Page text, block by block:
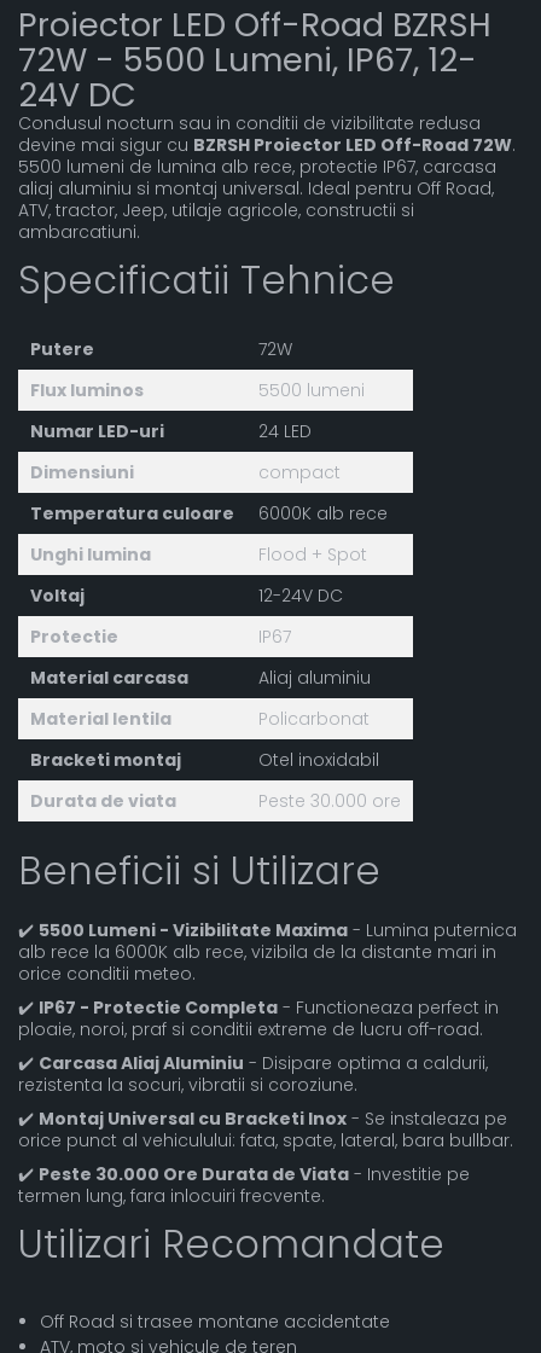
Proiector LED Off-Road BZRSH
72W - 5500 Lumeni, IP67, 12-
24V DC
Condusul nocturn sau in conditii de vizibilitate redusa
devine mai sigur cu BZRSH Proiector LED Off-Road 72W.
5500 lumeni de lumina alb rece, protectie IP67, carcasa
aliaj aluminiu si montaj universal. Ideal pentru Off Road,
ATV, tractor, Jeep, utilaje agricole, constructii si
ambarcatiuni.
Specificatii Tehnice
Putere
72W
Flux luminos
5500 lumeni
Numar LED-uri
24 LED
Dimensiuni
compact
Temperatura culoare
6000K alb rece
Unghi lumina
Flood + Spot
Voltaj
12-24V DC
Protectie
IP67
Material carcasa
Aliaj aluminiu
Material lentila
Policarbonat
Bracketi montaj
Otel inoxidabil
Durata de viata
Peste 30.000 ore
Beneficii si Utilizare
✔️ 5500 Lumeni - Vizibilitate Maxima - Lumina puternica
alb rece la 6000K alb rece, vizibila de la distante mari in
orice conditii meteo.
✔️ IP67 - Protectie Completa - Functioneaza perfect in
ploaie, noroi, praf si conditii extreme de lucru off-road.
✔️ Carcasa Aliaj Aluminiu - Disipare optima a caldurii,
rezistenta la socuri, vibratii si coroziune.
✔️ Montaj Universal cu Bracketi Inox - Se instaleaza pe
orice punct al vehiculului: fata, spate, lateral, bara bullbar.
✔️ Peste 30.000 Ore Durata de Viata - Investitie pe
termen lung, fara inlocuiri frecvente.
Utilizari Recomandate
Off Road si trasee montane accidentate
ATV, moto si vehicule de teren